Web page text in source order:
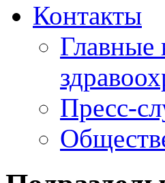
Контакты
Главные
Пресс-